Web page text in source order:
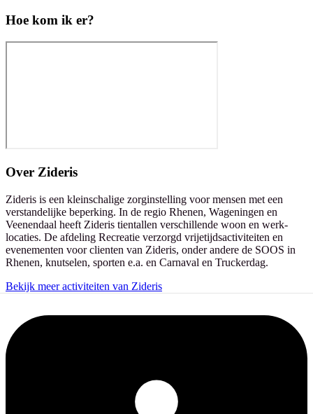
Hoe kom ik er?
Over Zideris
Zideris is een kleinschalige zorginstelling voor mensen met een
verstandelijke beperking. In de regio Rhenen, Wageningen en
Veenendaal heeft Zideris tientallen verschillende woon en werk-
locaties. De afdeling Recreatie verzorgd vrijetijdsactiviteiten en
evenementen voor clienten van Zideris, onder andere de SOOS in
Rhenen, knutselen, sporten e.a. en Carnaval en Truckerdag.
Bekijk meer activiteiten van Zideris